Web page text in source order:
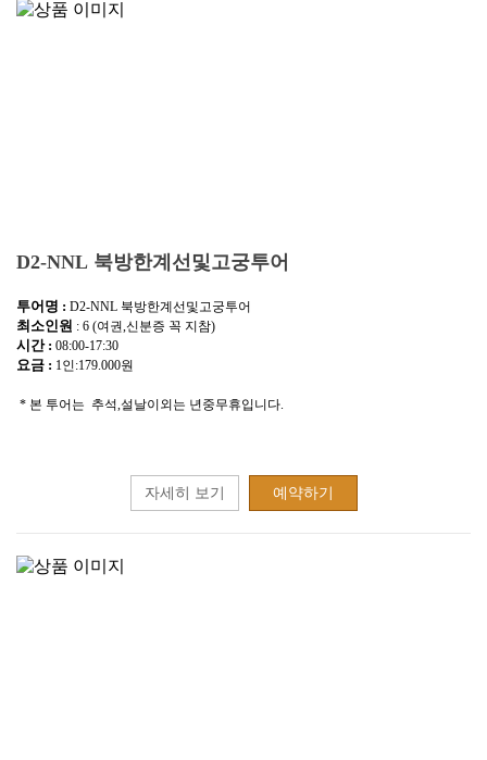
D2-NNL 북방한계선및고궁투어
투어명 : D2-NNL 북방한계선및고궁투어
최소인원 : 6 (여권,신분증 꼭 지참)
시간 : 08:00-17:30
요금 : 1인:179.000원
* 본 투어는 추석,설날이외는 년중무휴입니다.
자세히 보기 예약하기